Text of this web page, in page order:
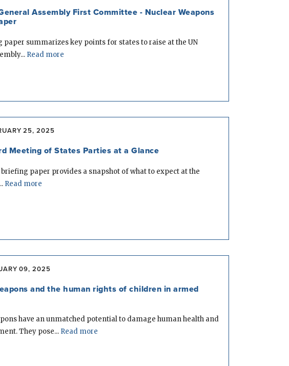
Assembly First Committee - Nuclear Weapons
paper summarizes key points for states to raise at the UN
Read more
25, 2025
Meeting of States Parties at a Glance
paper provides a snapshot of what to expect at the
Read more
09, 2025
and the human rights of children in armed
have an unmatched potential to damage human health and
They pose... Read more